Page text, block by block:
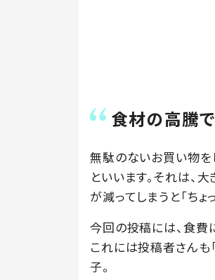
食材の高騰
無駄のないお買い物を
といいます。それは、
が減ってしまうと「ちょ
今回の投稿には、食費
これには投稿者さんも
子。